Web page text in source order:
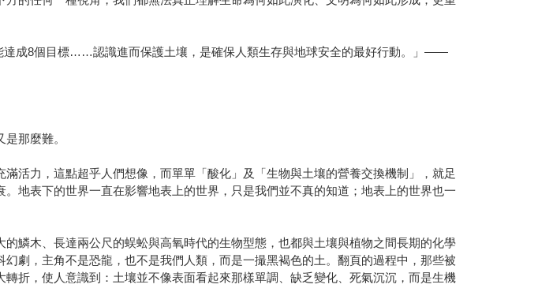
達成8個目標……認識進而保護土壤，是確保人類生存與地球安全的最好行動。」——
那麼難。
活力，這點超乎人們想像，而單單「酸化」及「生物與土壤的營養交換機制」，就足
地表下的世界一直在影響地表上的世界，只是我們並不真的知道；地表上的世界也一
鱗木、長達兩公尺的蜈蚣與高氧時代的生物型態，也都與土壤與植物之間長期的化學
劇，主角不是恐龍，也不是我們人類，而是一撮黑褐色的土。翻頁的過程中，那些被
折，使人意識到：土壤並不像表面看起來那樣單調、缺乏變化、死氣沉沉，而是生機